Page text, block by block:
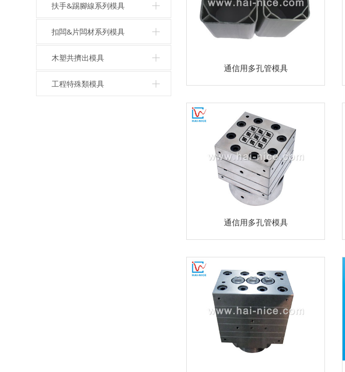
扶手&踢腳線系列模具
扣闆&片闆材系列模具
木塑共擠出模具
工程特殊類模具
通信用多孔管模具
通信用多孔管模具